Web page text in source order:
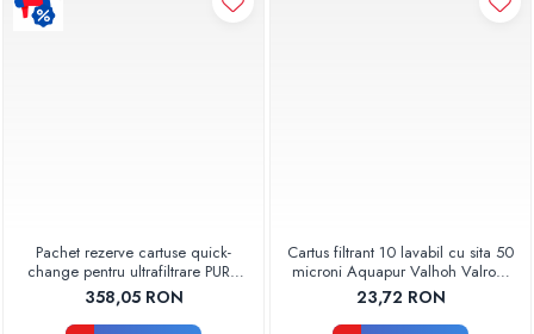
Pachet rezerve cartuse quick-
change pentru ultrafiltrare PUR4
Aquapur Valhoh Valrom
358,05 RON
Cartus filtrant 10 lavabil cu sita 50
microni Aquapur Valhoh Valrom
AQUA07000310050
23,72 RON